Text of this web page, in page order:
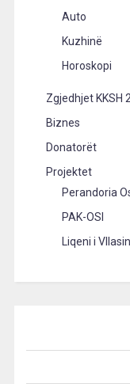
Auto
Kuzhinë
Horoskopi
Zgjedhjet KKSH
Biznes
Donatorët
Projektet
Perandoria
PAK-OSI
Liqeni i